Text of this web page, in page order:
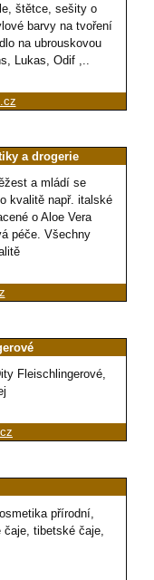
štětce, sešity o
barvy na tvoření
na ubrouskovou
Lukas, Odif ,..
a drogerie
a mládí se
kvalitě např. italské
o Aloe Vera
péče. Všechny
Fleischlingerové,
přírodní,
čaje, tibetské čaje,